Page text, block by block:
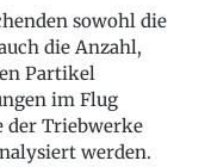
sowohl die
die Anzahl,
Partikel
im Flug
der Triebwerke
werden.